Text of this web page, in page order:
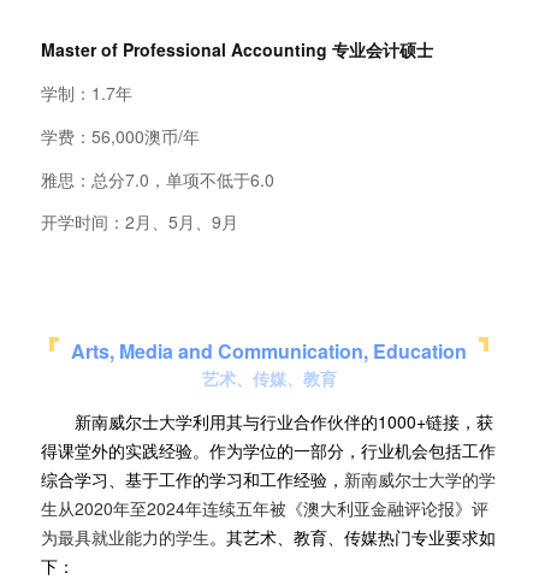
Master of Professional Accounting 专业会计硕士
学制：1.7年
学费：56,000澳币/年
雅思：总分7.0，单项不低于6.0
开学时间：2月、5月、9月
Arts, Media and Communication, Education
艺术、传媒、教育
新南威尔士大学利用其与行业合作伙伴的1000+链接，获
得课堂外的实践经验。作为学位的一部分，行业机会包括工作
综合学习、基于工作的学习和工作经验， 新南威尔士大学的学
生从2020年至2024年连续五年被《澳大利亚金融评论报》评
为最具就业能力的学生。其艺术、教育、传媒热门专业要求如
下：